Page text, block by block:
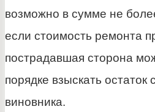
возможно в сумме не
если стоимость ремонта
пострадавшая сторона
порядке взыскать остаток
виновника.